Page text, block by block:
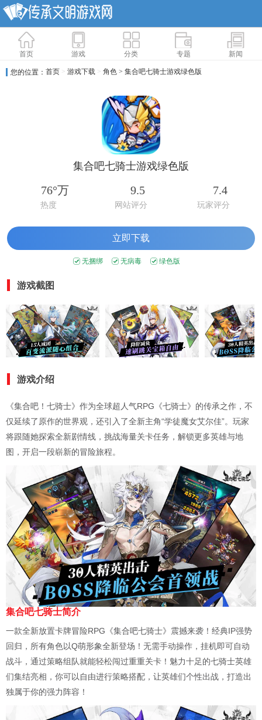
首页 游戏 分类 专题 新闻
您的位置： 首页 > 游戏下载 > 角色 > 集合吧七骑士游戏绿色版
集合吧七骑士游戏绿色版
76°万
热度
9.5
网站评分
7.4
玩家评分
立即下载
无捆绑 无病毒 绿色版
游戏截图
游戏介绍
《集合吧！七骑士》作为全球超人气RPG《七骑士》的传承之作，不
仅延续了原作的世界观，还引入了全新主角“学徒魔女艾尔佳”。玩家
将跟随她探索全新剧情线，挑战海量关卡任务，解锁更多英雄与地
图，开启一段崭新的冒险旅程。
集合吧七骑士简介
一款全新放置卡牌冒险RPG《集合吧七骑士》震撼来袭！经典IP强势
回归，所有角色以Q萌形象全新登场！无需手动操作，挂机即可自动
战斗，通过策略组队就能轻松闯过重重关卡！魅力十足的七骑士英雄
们集结亮相，你可以自由进行策略搭配，让英雄们个性出战，打造出
独属于你的强力阵容！